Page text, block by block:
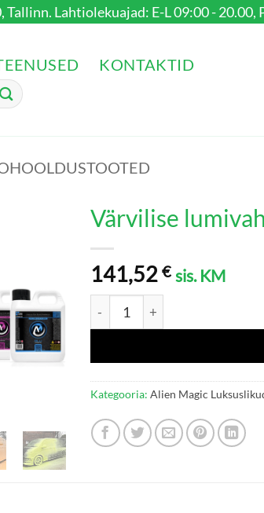
Tallinn. Lahtiolekuajad: E-L 09:00 - 20.00,
KONTAKTID
Värvilise
141,52 € sis. KM
Värvilise lumivahu KOMPLEKT
Kategooria: Alien Magic